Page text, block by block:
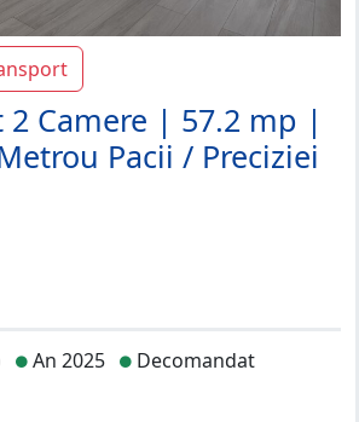
Camere | 57.2 mp |
Pacii / Preciziei
An 2025
Decomandat